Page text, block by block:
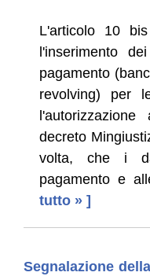
L'articolo 10
l'inserimento
pagamento
revolving) per
decreto
volta, che i
pagamento e
tutto » ]
Segnalazione